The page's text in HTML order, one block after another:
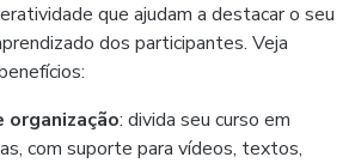
que ajudam a destacar o seu
dos participantes. Veja
organização: divida seu curso em
com suporte para vídeos, textos,